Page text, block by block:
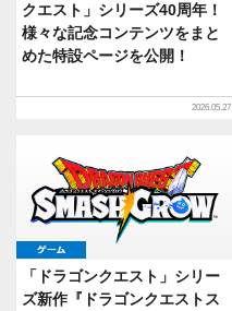
クエスト」シリーズ40周年！
様々な記念コンテンツをまと
めた特設ページを公開！
2026.05.27
「ドラゴンクエスト」シリー
ズ新作『ドラゴンクエストス